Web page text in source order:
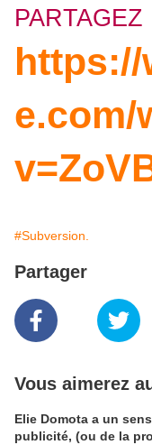
PARTAGEZ
e.com/
#Subversion.
Partager
Vous aimerez
Elie Domota a un
publicité, (ou de la